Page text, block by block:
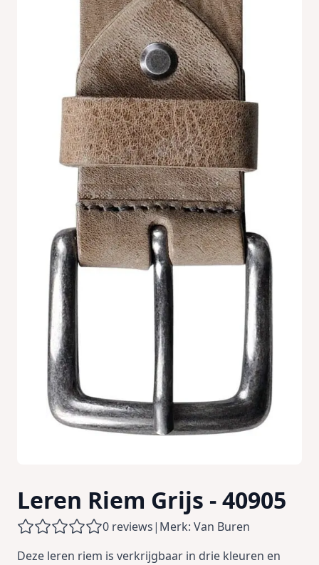
Leren Riem Grijs - 40905
0 reviews| Merk: Van Buren
Deze leren riem is verkrijgbaar in drie kleuren en